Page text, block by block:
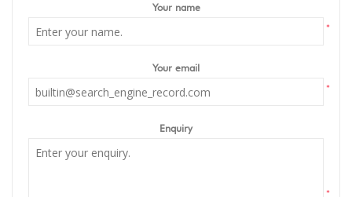
Your name
*
Your email
*
Enquiry
*